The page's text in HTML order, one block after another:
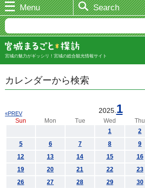
Menu Search
宮城の魅力がギッシリ！宮城の総合観光情報サイト
カレンダーから検索
2025. 1
«PREV
Sun Mon Tue Wed Thu
1
2
5
6 7 8 9
12
13 14 15 16
19
20 21 22 23
26
27 28 29 30